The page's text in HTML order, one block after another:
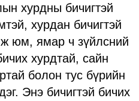
хурдны бичигтэй
хурдан бичигтэй
юм, ямар ч зүйлсний
хурдтай, сайн
болон тус бүрийн
Энэ бичигтэй бичих